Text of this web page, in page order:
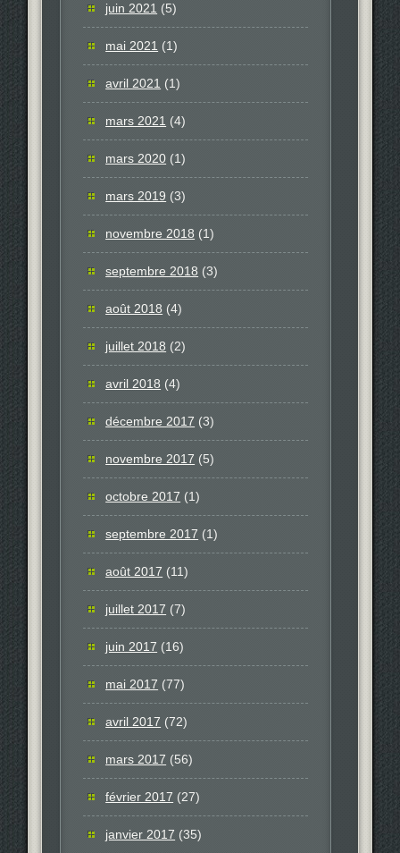
juin 2021 (5)
mai 2021 (1)
avril 2021 (1)
mars 2021 (4)
mars 2020 (1)
mars 2019 (3)
novembre 2018 (1)
septembre 2018 (3)
août 2018 (4)
juillet 2018 (2)
avril 2018 (4)
décembre 2017 (3)
novembre 2017 (5)
octobre 2017 (1)
septembre 2017 (1)
août 2017 (11)
juillet 2017 (7)
juin 2017 (16)
mai 2017 (77)
avril 2017 (72)
mars 2017 (56)
février 2017 (27)
janvier 2017 (35)